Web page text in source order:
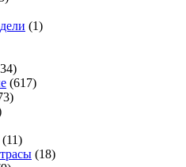
(1)
(617)
(11)
(18)